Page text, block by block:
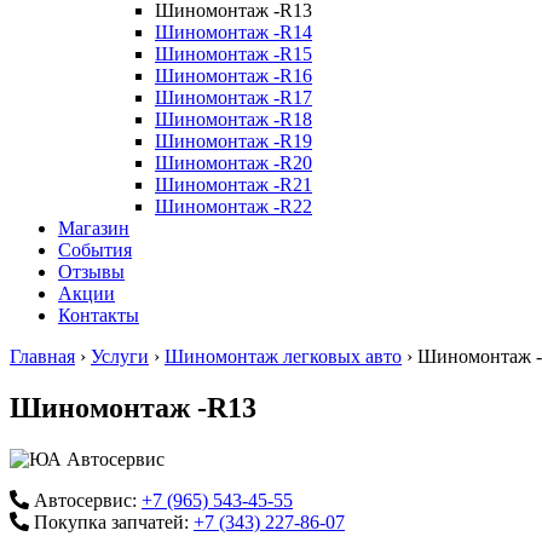
Шиномонтаж -R13
Шиномонтаж -R14
Шиномонтаж -R15
Шиномонтаж -R16
Шиномонтаж -R17
Шиномонтаж -R18
Шиномонтаж -R19
Шиномонтаж -R20
Шиномонтаж -R21
Шиномонтаж -R22
Магазин
События
Отзывы
Акции
Контакты
Главная › Услуги › Шиномонтаж легковых авто › Шиномонтаж
Шиномонтаж -R13
Автосервис: +7 (965) 543-45-55
Покупка запчатей: +7 (343) 227-86-07